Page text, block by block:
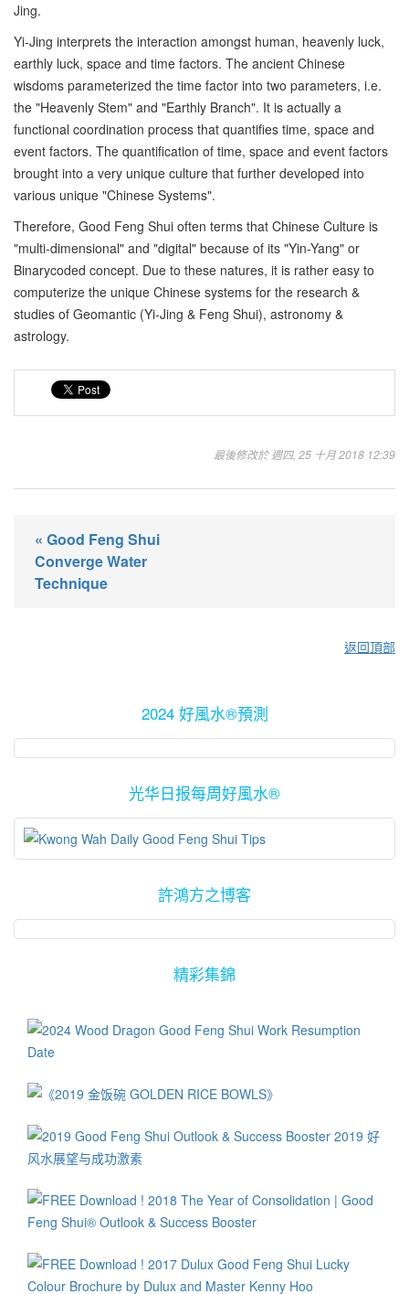
Jing.
Yi-Jing interprets the interaction amongst human, heavenly luck,
earthly luck, space and time factors. The ancient Chinese
wisdoms parameterized the time factor into two parameters, i.e.
the "Heavenly Stem" and "Earthly Branch". It is actually a
functional coordination process that quantifies time, space and
event factors. The quantification of time, space and event factors
brought into a very unique culture that further developed into
various unique "Chinese Systems".
Therefore, Good Feng Shui often terms that Chinese Culture is
"multi-dimensional" and "digital" because of its "Yin-Yang" or
Binarycoded concept. Due to these natures, it is rather easy to
computerize the unique Chinese systems for the research &
studies of Geomantic (Yi-Jing & Feng Shui), astronomy &
astrology.
最後修改於 週四, 25 十月 2018 12:39
« Good Feng Shui
Converge Water
Technique
返回頂部
2024 好風水®預測
光华日报每周好風水®
許鴻方之博客
精彩集錦